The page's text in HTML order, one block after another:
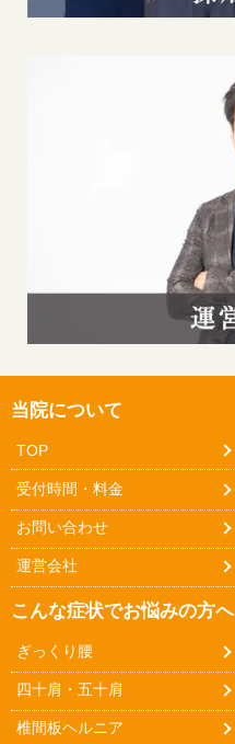
当院について
TOP
受付時間・料金
お問い合わせ
運営会社
こんな症状でお悩みの方へ
ぎっくり腰
四十肩・五十肩
椎間板ヘルニア